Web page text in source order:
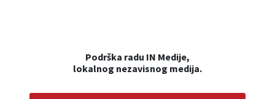
Podrška radu IN Medije,
lokalnog nezavisnog medija.